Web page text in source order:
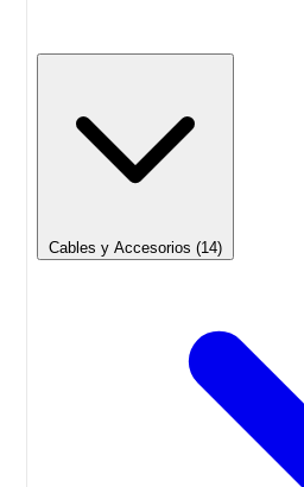
Cables y Accesorios (14)